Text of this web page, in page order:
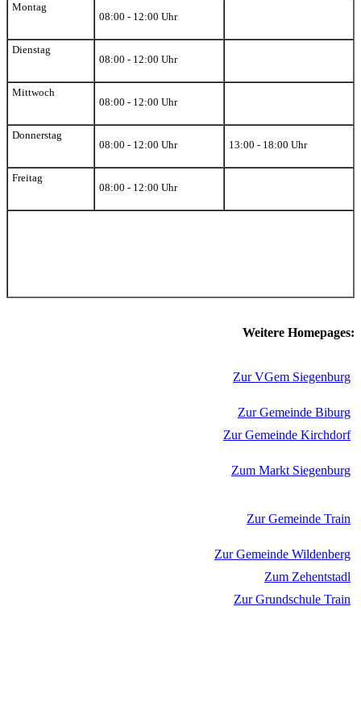
Montag
08:00 - 12:00 Uhr
Dienstag
08:00 - 12:00 Uhr
Mittwoch
08:00 - 12:00 Uhr
Donnerstag
08:00 - 12:00 Uhr
13:00 - 18:00 Uhr
Freitag
08:00 - 12:00 Uhr
Weitere Homepages:
Zur VGem Siegenburg
Zur Gemeinde Biburg
Zur Gemeinde Kirchdorf
Zum Markt Siegenburg
Zur Gemeinde Train
Zur Gemeinde Wildenberg
Zum Zehentstadl
Zur Grundschule Train